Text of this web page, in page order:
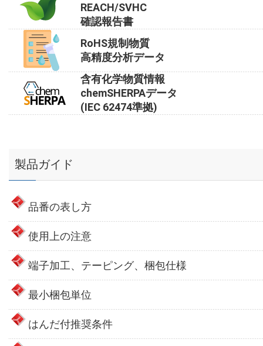
REACH/SVHC
確認報告書
RoHS規制物質
高精度分析データ
含有化学物質情報
chemSHERPAデータ
(IEC 62474準拠)
製品ガイド
品番の表し方
使用上の注意
端子加工、テーピング、梱包仕様
最小梱包単位
はんだ付推奨条件